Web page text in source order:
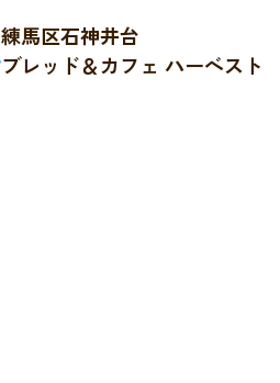
練馬区石神井台
ブレッド＆カフェ ハーベスト